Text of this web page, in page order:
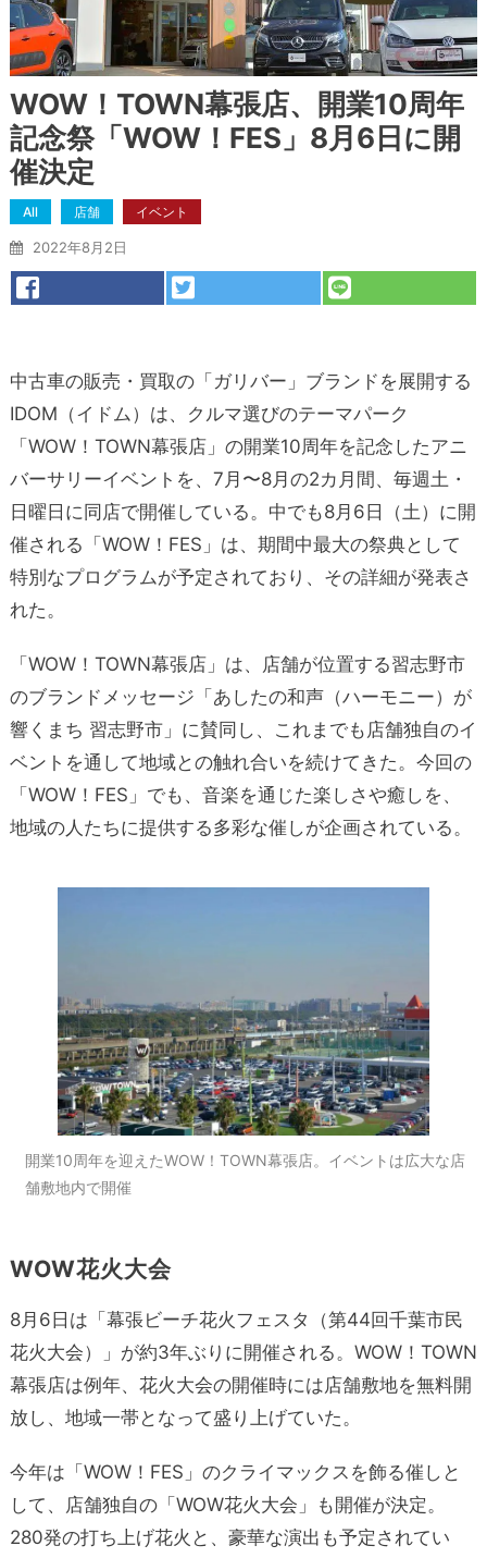
WOW！TOWN幕張店、開業10周年
記念祭「WOW！FES」8月6日に開
催決定
All 店舗 イベント
2022年8月2日
中古車の販売・買取の「ガリバー」ブランドを展開する
IDOM（イドム）は、クルマ選びのテーマパーク
「WOW！TOWN幕張店」の開業10周年を記念したアニ
バーサリーイベントを、7月〜8月の2カ月間、毎週土・
日曜日に同店で開催している。中でも8月6日（土）に開
催される「WOW！FES」は、期間中最大の祭典として
特別なプログラムが予定されており、その詳細が発表さ
れた。
「WOW！TOWN幕張店」は、店舗が位置する習志野市
のブランドメッセージ「あしたの和声（ハーモニー）が
響くまち 習志野市」に賛同し、これまでも店舗独自のイ
ベントを通して地域との触れ合いを続けてきた。今回の
「WOW！FES」でも、音楽を通じた楽しさや癒しを、
地域の人たちに提供する多彩な催しが企画されている。
開業10周年を迎えたWOW！TOWN幕張店。イベントは広大な店
舗敷地内で開催
WOW花火大会
8月6日は「幕張ビーチ花火フェスタ（第44回千葉市民
花火大会）」が約3年ぶりに開催される。 WOW！TOWN
幕張店は例年、花火大会の開催時には店舗敷地を無料開
放し、地域一帯となって盛り上げていた。
今年は「WOW！FES」のクライマックスを飾る催しと
して、店舗独自の「WOW花火大会」も開催が決定。
280発の打ち上げ花火と、豪華な演出も予定されてい